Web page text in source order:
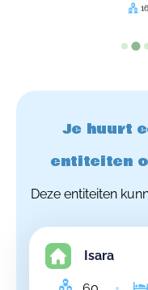
Je huurt
entiteiten
Deze entiteiten
Isara